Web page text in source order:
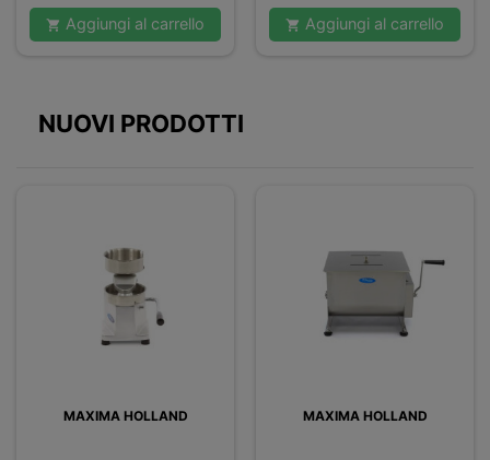
 Aggiungi al carrello  Aggiungi al carrello
NUOVI PRODOTTI
MAXIMA HOLLAND MAXIMA HOLLAND